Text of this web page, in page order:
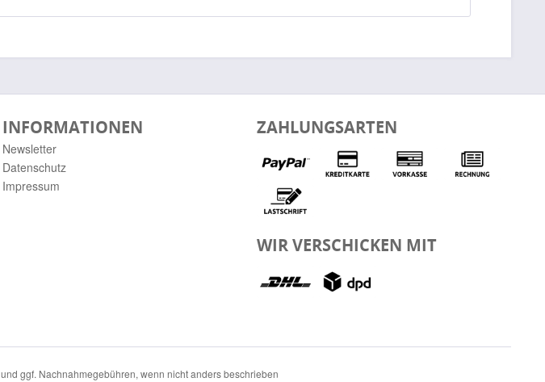
INFORMATIONEN
Newsletter
Datenschutz
Impressum
ZAHLUNGSARTEN
WIR VERSCHICKEN MIT
und ggf. Nachnahmegebühren, wenn nicht anders beschrieben